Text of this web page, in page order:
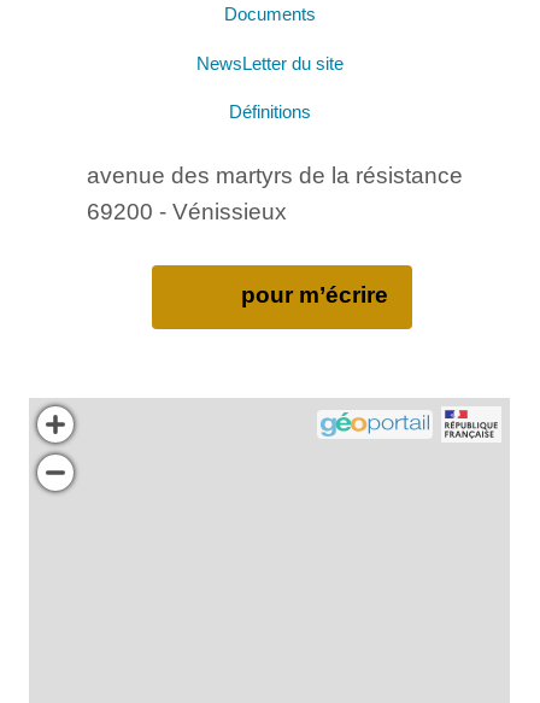
Documents
NewsLetter du site
Définitions
avenue des martyrs de la résistance
69200 - Vénissieux
pour m’écrire